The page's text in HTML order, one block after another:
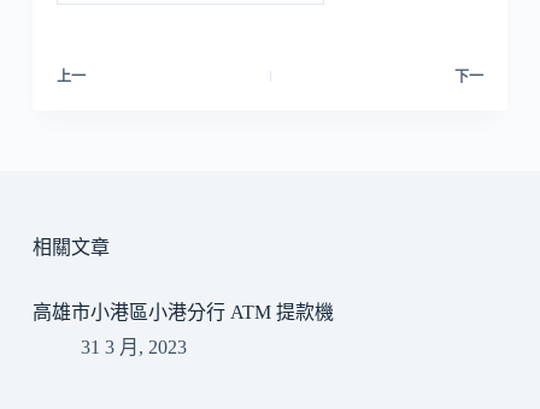
上一 下一
相關文章
高雄市小港區小港分行 ATM 提款機
31 3 月, 2023